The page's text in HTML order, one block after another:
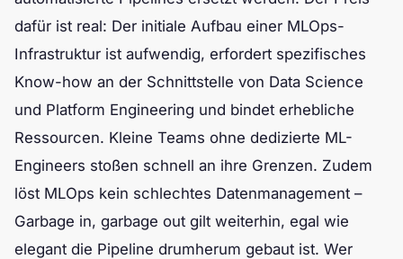
dafür ist real: Der initiale Aufbau einer MLOps-
Infrastruktur ist aufwendig, erfordert spezifisches
Know-how an der Schnittstelle von Data Science
und Platform Engineering und bindet erhebliche
Ressourcen. Kleine Teams ohne dedizierte ML-
Engineers stoßen schnell an ihre Grenzen. Zudem
löst MLOps kein schlechtes Datenmanagement –
Garbage in, garbage out gilt weiterhin, egal wie
elegant die Pipeline drumherum gebaut ist. Wer